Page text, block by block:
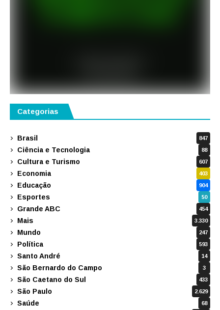
Categorias
Brasil 847
Ciência e Tecnologia 88
Cultura e Turismo 607
Economia 403
Educação 904
Esportes 50
Grande ABC 454
Mais 3.330
Mundo 247
Política 593
Santo André 14
São Bernardo do Campo 3
São Caetano do Sul 433
São Paulo 2.629
Saúde 68